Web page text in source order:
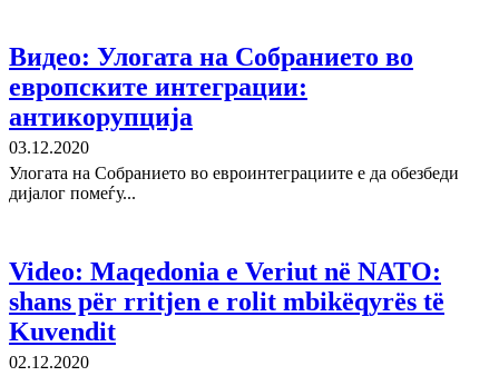
Видео: Улогата на Собранието во
европските интеграции:
антикорупција
03.12.2020
Улогата на Собранието во евроинтеграциите е да обезбеди
дијалог помеѓу...
Video: Maqedonia e Veriut në NATO:
shans për rritjen e rolit mbikëqyrës të
Kuvendit
02.12.2020